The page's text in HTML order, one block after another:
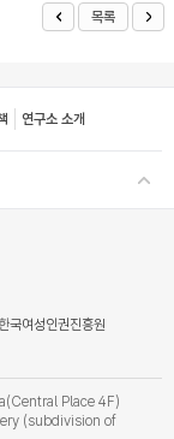
목록
연구소 소개
국여성인권진흥원
Place 4F)
(subdivision of